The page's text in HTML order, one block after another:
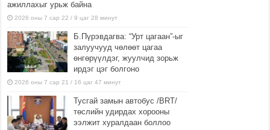
ажиллахыг урьж байна
2026 оны 7 сар 22 / 9 цаг 28 минут
Б.Пүрэвдагва: “Урт цагаан”-ыг
залуучууд чөлөөт цагаа
өнгөрүүлдэг, жуулчид зорьж
ирдэг цэг болгоно
2026 оны 7 сар 21 / 16 цаг 47 минут
Тусгай замын автобус /BRT/
төслийн удирдах хорооны
ээлжит хуралдаан боллоо